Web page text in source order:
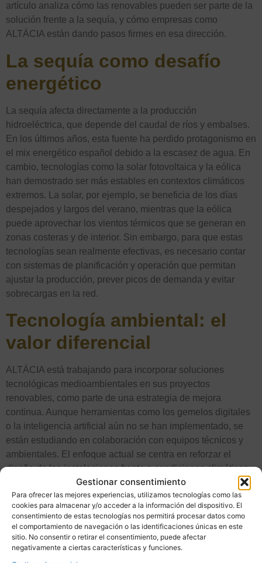
Gestionar consentimiento
Para ofrecer las mejores experiencias, utilizamos tecnologías como las
cookies para almacenar y/o acceder a la información del dispositivo. El
consentimiento de estas tecnologías nos permitirá procesar datos como
el comportamiento de navegación o las identificaciones únicas en este
sitio. No consentir o retirar el consentimiento, puede afectar
negativamente a ciertas características y funciones.
artículo analiza cómo las renovables pueden ser parte de la
solución frente a la sequía, y cómo empresas como
ALTÁCIA están dando pasos firmes en esa dirección.
La sequía como desafío
energético
La sequía afecta directamente a la producción
hidroeléctrica, que depende del caudal de ríos y embalses.
En los últimos años, esta fuente ha perdido protagonismo en
el mix energético español debido a la escasez de agua. En
cambio, tecnologías como la solar fotovoltaica y la eólica
han demostrado ser más estables en contextos climáticos
extremos. La solar, por ejemplo, se beneficia de los días
despejados y largos del verano, mientras que la eólica
puede aprovechar los vientos térmicos que se generan en
zonas costeras y de interior. Sin embargo, para que estas
tecnologías sean realmente efectivas, es necesario contar
con sistemas de planificación y operación que permitan
ajustar la producción, prever picos de demanda y evitar
sobrecargas en la red.
Tecnología ambiental: el
valor diferencial
ALTÁCIA está trabajando para incorporar soluciones
tecnológicas medioambientales en sus proyectos
renovables, como parte de una estrategia de mejora
continua. Aunque herramientas como los gemelos digitales
o la inteligencia artificial aún no se han implementado, se
están estudiando en colaboración con equipos técnicos y
ambientales. El enfoque actual se centra en reforzar el
diseño de las instalaciones frente a condiciones climáticas
extremas, mejorar la integración paisajística y reducir el
impacto sobre la biodiversidad. Esta línea de trabajo refleja
el compromiso del promotor con la innovación responsable
y con los principios de sostenibilidad que guían el desarrollo
de sus proyectos.